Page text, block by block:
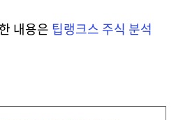
내용은 팁랭크스 주식 분석